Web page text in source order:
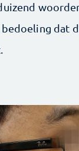
bedoeling dat